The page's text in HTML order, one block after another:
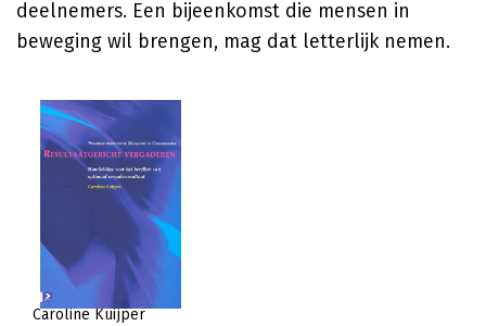
deelnemers. Een bijeenkomst die mensen in
beweging wil brengen, mag dat letterlijk nemen.
Caroline Kuijper